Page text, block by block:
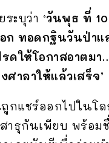
ะบุว่า ‘วันพุธ ที่
ก ทอดกฐินวันป่าแ
ดให้โอกาสอาตม
ศาลาให้แล้วเสร็จ’
กแชร์ออกไปในโล
สาธุกันเพียบ พร้อม